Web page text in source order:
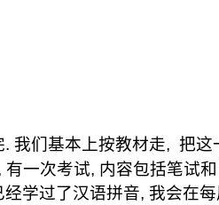
. 我们基本上按教材走, 把这
有一次考试, 内容包括笔试
学过了汉语拼音, 我会在